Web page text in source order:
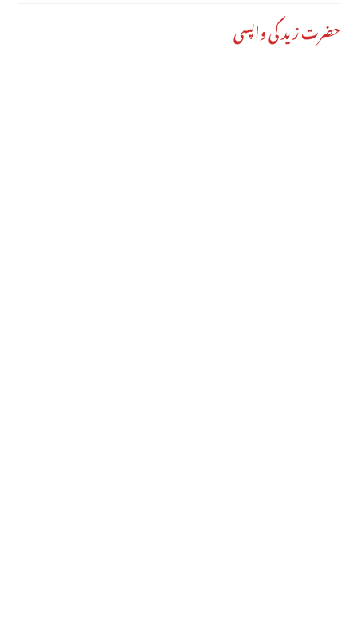
حضرت زید کی واپسی